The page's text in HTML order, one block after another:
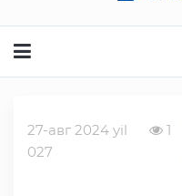
Analitik hisobot va
27-авг 2024 yil
1
027